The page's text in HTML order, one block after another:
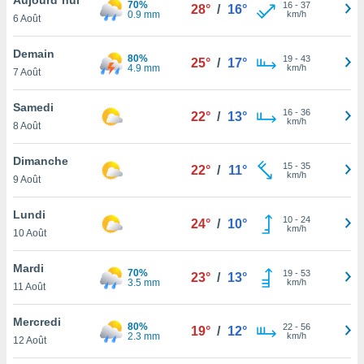
et
»,
au
vous
qu'ils
ou
le
ainsi
un
la
du
6 Août
70%
0.9 mm
28° / 16° 16- 37
km/h
Demain
7 Août
80%
4.9 mm
25° / 17° 19- 43
km/h
Samedi
8 Août
22° / 13° 16- 36
km/h
Dimanche
9 Août
22° / 11° 15- 35
km/h
Lundi
10 Août
24° / 10° 10- 24
km/h
Mardi
11 Août
70%
3.5 mm
23° / 13° 19- 53
km/h
Mercredi
12 Août
80%
2.3 mm
19° / 12° 22- 56
km/h